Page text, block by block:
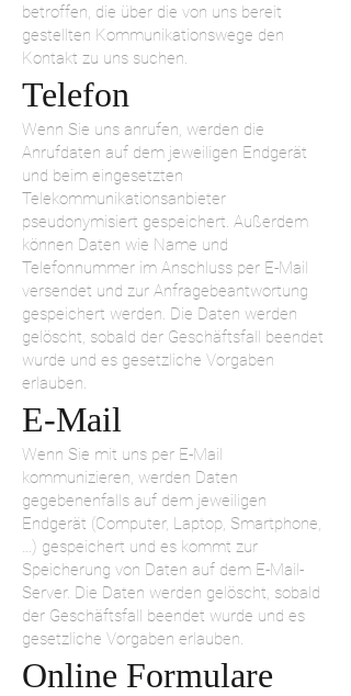
betroffen, die über die von uns bereit
gestellten Kommunikationswege den
Kontakt zu uns suchen.
Telefon
Wenn Sie uns anrufen, werden die
Anrufdaten auf dem jeweiligen Endgerät
und beim eingesetzten
Telekommunikationsanbieter
pseudonymisiert gespeichert. Außerdem
können Daten wie Name und
Telefonnummer im Anschluss per E-Mail
versendet und zur Anfragebeantwortung
gespeichert werden. Die Daten werden
gelöscht, sobald der Geschäftsfall beendet
wurde und es gesetzliche Vorgaben
erlauben.
E-Mail
Wenn Sie mit uns per E-Mail
kommunizieren, werden Daten
gegebenenfalls auf dem jeweiligen
Endgerät (Computer, Laptop, Smartphone,
…) gespeichert und es kommt zur
Speicherung von Daten auf dem E-Mail-
Server. Die Daten werden gelöscht, sobald
der Geschäftsfall beendet wurde und es
gesetzliche Vorgaben erlauben.
Online Formulare